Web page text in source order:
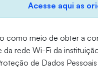
Acesse aqui as
como meio de obter a
da rede Wi-Fi da
de Dados Pessoais